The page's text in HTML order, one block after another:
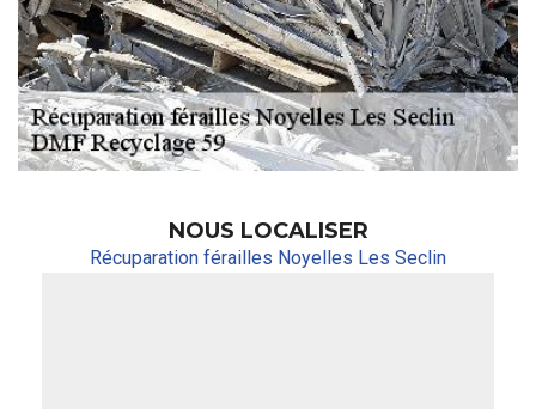
NOUS LOCALISER
Récuparation férailles Noyelles Les Seclin